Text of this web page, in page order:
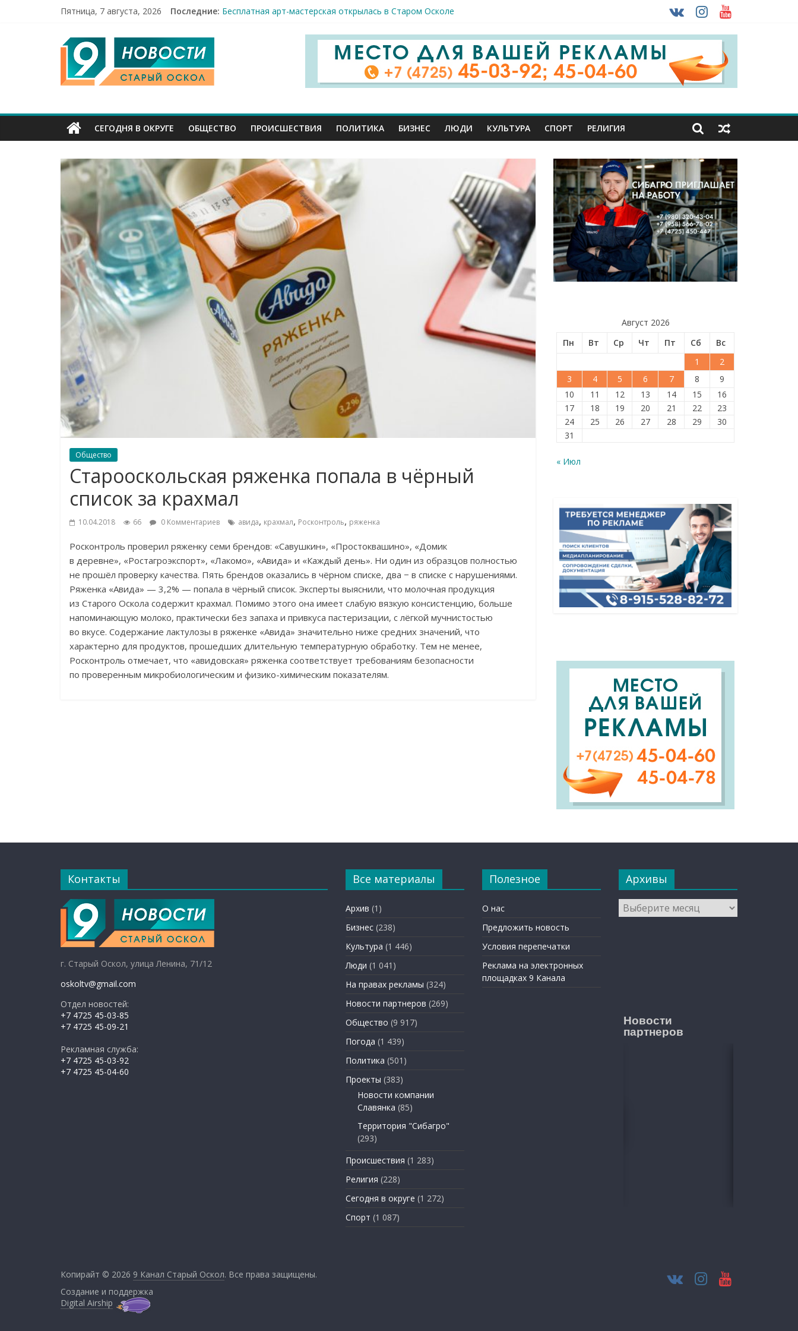
Пятница, 7 августа, 2026 Последние: Бесплатная арт-мастерская открылась в Старом Осколе
49,5 млн руб. похитили мошенники у жителей Белгородчины под предлогом ввоза машин из-за рубежа
Строители принимают поздравления с профессиональным праздником
Праздник спорта и достижений: в Старом Осколе отметили День физкультурника
9
Канал
Старый
Оскол
СЕГОДНЯ В ОКРУГЕ ОБЩЕСТВО ПРОИСШЕСТВИЯ ПОЛИТИКА БИЗНЕС ЛЮДИ КУЛЬТУРА СПОРТ РЕЛИГИЯ
Общество
Старооскольская ряженка попала в чёрный
список за крахмал
10.04.2018 66 0 Комментариев авида, крахмал, Росконтроль, ряженка
Росконтроль проверил ряженку семи брендов: «Савушкин», «Простоквашино», «Домик
в деревне», «Ростагроэкспорт», «Лакомо», «Авида» и «Каждый день». Ни один из образцов полностью
не прошёл проверку качества. Пять брендов оказались в чёрном списке, два − в списке с нарушениями.
Ряженка «Авида» — 3,2% — попала в чёрный список. Эксперты выяснили, что молочная продукция
из Старого Оскола содержит крахмал. Помимо этого она имеет слабую вязкую консистенцию, больше
напоминающую молоко, практически без запаха и привкуса пастеризации, с лёгкой мучнистостью
во вкусе. Содержание лактулозы в ряженке «Авида» значительно ниже средних значений, что
характерно для продуктов, прошедших длительную температурную обработку. Тем не менее,
Росконтроль отмечает, что «авидовская» ряженка соответствует требованиям безопасности
по проверенным микробиологическим и физико-химическим показателям.
Август 2026
Пн
Вт Ср Чт Пт Сб
Вс
1
2
3
4 5 6 7 8
9
10
11 12 13 14 15
16
17
18 19 20 21 22
23
24
25 26 27 28 29
30
31
« Июл
Контакты
г. Старый Оскол, улица Ленина, 71/12
oskoltv@gmail.com
Отдел новостей:
+7 4725 45-03-85
+7 4725 45-09-21
Рекламная служба:
+7 4725 45-03-92
+7 4725 45-04-60
Все материалы
Архив (1)
Бизнес (238)
Культура (1 446)
Люди (1 041)
На правах рекламы (324)
Новости партнеров (269)
Общество (9 917)
Погода (1 439)
Политика (501)
Проекты (383)
Новости компании
Славянка (85)
Территория "Сибагро"
(293)
Происшествия (1 283)
Религия (228)
Сегодня в округе (1 272)
Спорт (1 087)
Полезное
О нас
Предложить новость
Условия перепечатки
Реклама на электронных
площадках 9 Канала
Архивы
Архивы
Новости
партнеров
Копирайт © 2026 9 Канал Старый Оскол. Все права защищены.
Создание и поддержка
Digital Airship